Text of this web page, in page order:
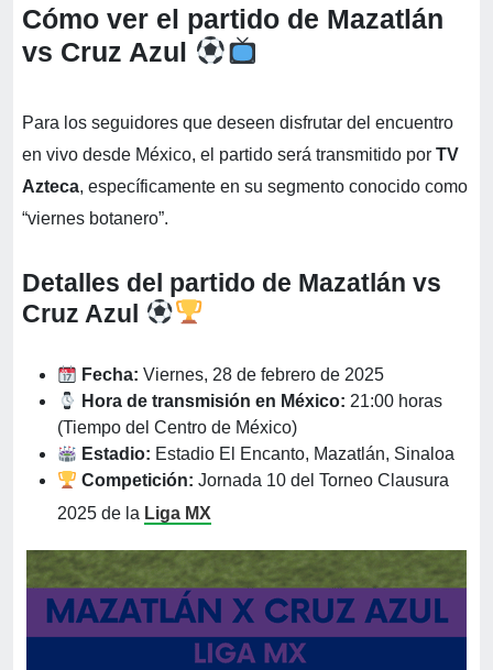
Cómo ver el partido de Mazatlán
vs Cruz Azul
Para los seguidores que deseen disfrutar del encuentro
en vivo desde México, el partido será transmitido por TV
Azteca, específicamente en su segmento conocido como
“viernes botanero”.
Detalles del partido de Mazatlán vs
Cruz Azul
Fecha: Viernes, 28 de febrero de 2025
Hora de transmisión en México: 21:00 horas
(Tiempo del Centro de México)
Estadio: Estadio El Encanto, Mazatlán, Sinaloa
Competición: Jornada 10 del Torneo Clausura
2025 de la Liga MX